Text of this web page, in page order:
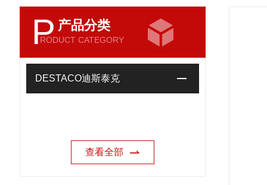
P 产品分类
RODUCT CATEGORY
DESTACO迪斯泰克
查看全部